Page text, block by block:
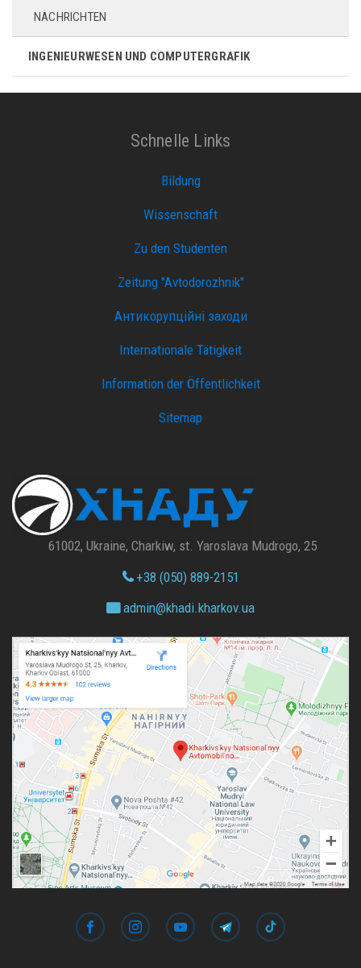
NACHRICHTEN
INGENIEURWESEN UND COMPUTERGRAFIK
Schnelle Links
Bildung
Wissenschaft
Zu den Studenten
Zeitung "Avtodorozhnik"
Антикорупційні заходи
Internationale Tätigkeit
Information der Öffentlichkeit
Sitemap
61002, Ukraine, Charkiw, st. Yaroslava Mudrogo, 25
+38 (050) 889-2151
admin@khadi.kharkov.ua